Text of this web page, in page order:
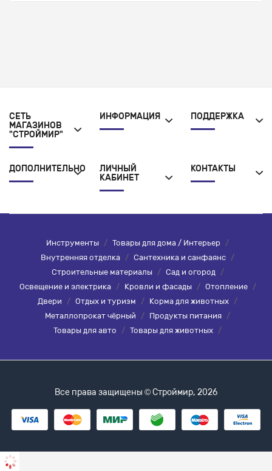
СЕТЬ
МАГАЗИНОВ
"СТРОЙМИР"
ИНФОРМАЦИЯ ПОДДЕРЖКА
ДОПОЛНИТЕЛЬНО
ЛИЧНЫЙ
КАБИНЕТ
КОНТАКТЫ
Инструменты / Товары для дома / Интерьер /
Внутренняя отделка / Сантехника и санфаянс /
Строительные материалы
/ Сад и огород
/
Освещение и электрика
/ Кровли и фасады / Отопление
/
Двери
/ Отдых и туризм / Корма для животных /
Металлопрокат чёрный
/ Продукты питания /
Товары для авто
/ Товары для животных /
Все права защищены © Строймир, 2026